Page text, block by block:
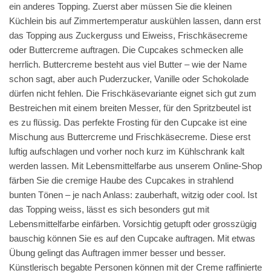
ein anderes Topping. Zuerst aber müssen Sie die kleinen
Küchlein bis auf Zimmertemperatur auskühlen lassen, dann erst
das Topping aus Zuckerguss und Eiweiss, Frischkäsecreme
oder Buttercreme auftragen. Die Cupcakes schmecken alle
herrlich. Buttercreme besteht aus viel Butter – wie der Name
schon sagt, aber auch Puderzucker, Vanille oder Schokolade
dürfen nicht fehlen. Die Frischkäsevariante eignet sich gut zum
Bestreichen mit einem breiten Messer, für den Spritzbeutel ist
es zu flüssig. Das perfekte Frosting für den Cupcake ist eine
Mischung aus Buttercreme und Frischkäsecreme. Diese erst
luftig aufschlagen und vorher noch kurz im Kühlschrank kalt
werden lassen. Mit Lebensmittelfarbe aus unserem Online-Shop
färben Sie die cremige Haube des Cupcakes in strahlend
bunten Tönen – je nach Anlass: zauberhaft, witzig oder cool. Ist
das Topping weiss, lässt es sich besonders gut mit
Lebensmittelfarbe einfärben. Vorsichtig getupft oder grosszügig
bauschig können Sie es auf den Cupcake auftragen. Mit etwas
Übung gelingt das Auftragen immer besser und besser.
Künstlerisch begabte Personen können mit der Creme raffinierte